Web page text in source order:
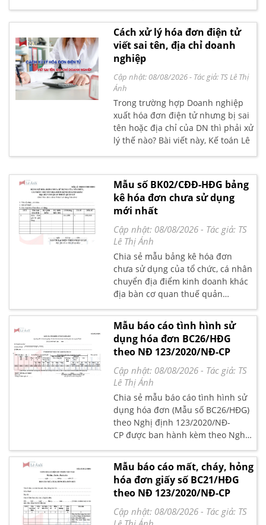
thi hành từ ngày 01/7/2022
Cách xử lý hóa đơn điện tử
viết sai tên, địa chỉ doanh
nghiệp
Cập nhật: 08/08/2026- Tác giả: TS Lê Thị
Ánh
Trong trường hợp Doanh nghiệp
xuất hóa đơn điện tử nhưng bị sai
tên hoặc địa chỉ của DN thì phải xử
lý thế nào? Bài viết này, Kế toán Lê
Chính phủ và Bộ Tài chính.
Mẫu số BK02/CĐĐ-HĐG bảng
kê hóa đơn chưa sử dụng
mới nhất
Cập nhật: 08/08/2026 - Tác giả: TS
Lê Thị Ánh
Chia sẻ mẫu bảng kê hóa đơn
chưa sử dụng của tổ chức, cá nhân
chuyển địa điểm kinh doanh khác
địa bàn cơ quan thuế quản
lý (Mẫu số BK02/CĐĐ-HĐG) được
ban hành kèm theo Nghị Định
123/2020/NĐ-CP
Mẫu báo cáo tình hình sử
dụng hóa đơn BC26/HĐG
theo NĐ 123/2020/NĐ-CP
Cập nhật: 08/08/2026 - Tác giả: TS
Lê Thị Ánh
Chia sẻ mẫu báo cáo tình hình sử
dụng hóa đơn (Mẫu số BC26/HĐG)
theo Nghị định 123/2020/NĐ-
CP được ban hành kèm theo Nghị
Định 123/2020/NĐ-CP quy định về
hóa đơn chứng từ
Mẫu báo cáo mất, cháy, hỏng
hóa đơn giấy số BC21/HĐG
theo NĐ 123/2020/NĐ-CP
Cập nhật: 08/08/2026 - Tác giả: TS